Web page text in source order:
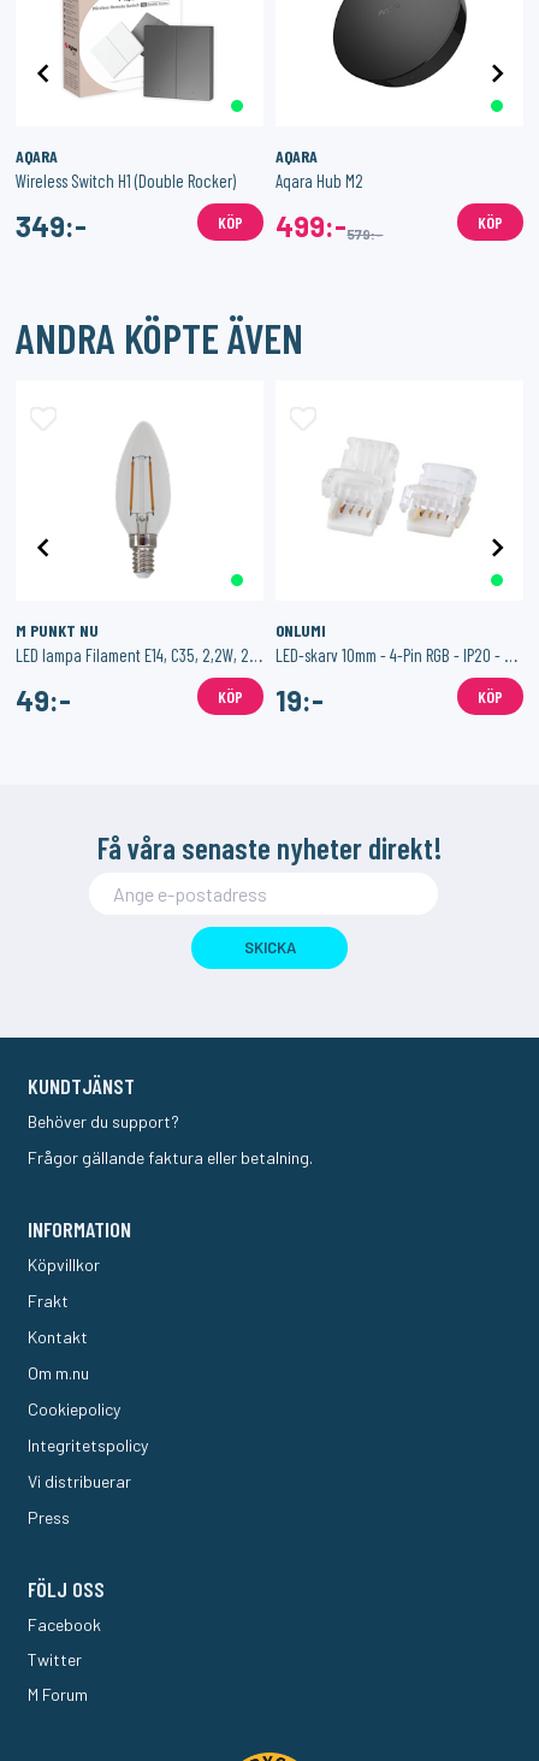
AQARA
Wireless Switch H1 (Double Rocker)
349:- KÖP
AQARA
Aqara Hub M2
499:-579:-
KÖP
ANDRA KÖPTE ÄVEN
M PUNKT NU
LED lampa Filament E14, C35, 2,2W, 250 lm
49:- KÖP
ONLUMI
LED-skarv 10mm - 4-Pin RGB - IP20 - Hippo-M
19:- KÖP
Få våra senaste nyheter direkt!
SKICKA
KUNDTJÄNST
Behöver du support?
Frågor gällande faktura eller betalning.
INFORMATION
Köpvillkor
Frakt
Kontakt
Om m.nu
Cookiepolicy
Integritetspolicy
Vi distribuerar
Press
FÖLJ OSS
Facebook
Twitter
M Forum